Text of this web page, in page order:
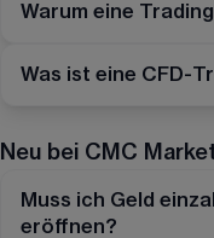
Warum eine
Was ist eine CFD-
Neu bei CMC
Muss ich Geld
eröffnen?